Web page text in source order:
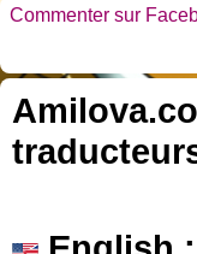
Commenter sur